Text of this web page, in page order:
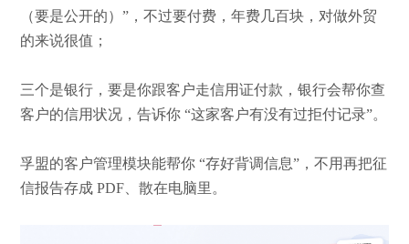
（要是公开的）”，不过要付费，年费几百块，对做外贸
的来说很值；
三个是银行，要是你跟客户走信用证付款，银行会帮你查
客户的信用状况，告诉你 “这家客户有没有过拒付记录”。
孚盟的客户管理模块能帮你 “存好背调信息”，不用再把征
信报告存成 PDF、散在电脑里。